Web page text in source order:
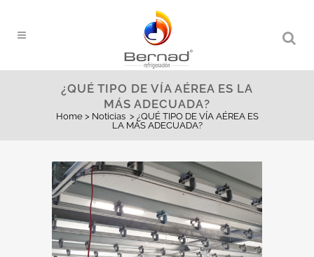
¿QUÉ TIPO DE VÍA AÉREA ES LA
MÁS ADECUADA?
Home> Noticias > ¿QUÉ TIPO DE VÍA AÉREA ES
LA MÁS ADECUADA?